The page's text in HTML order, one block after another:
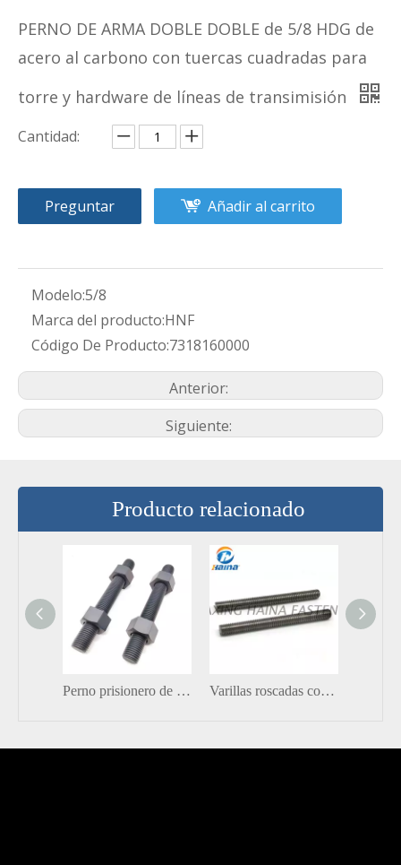
PERNO DE ARMA DOBLE DOBLE de 5/8 HDG de
acero al carbono con tuercas cuadradas para
torre y hardware de líneas de transimisión
Cantidad:
Preguntar Añadir al carrito
Modelo:5/8
Marca del producto:HNF
Código De Producto:7318160000
Anterior:
Siguiente:
Producto relacionado
Perno prisionero de varilla roscado completo de pernos recubiertos de teflón al por mayor de acero al carbono negro Varillas roscadas completas de color liso Gr8.8 de acero al carbono